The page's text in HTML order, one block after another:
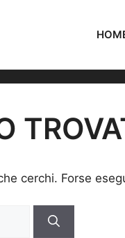
cerchi. Forse